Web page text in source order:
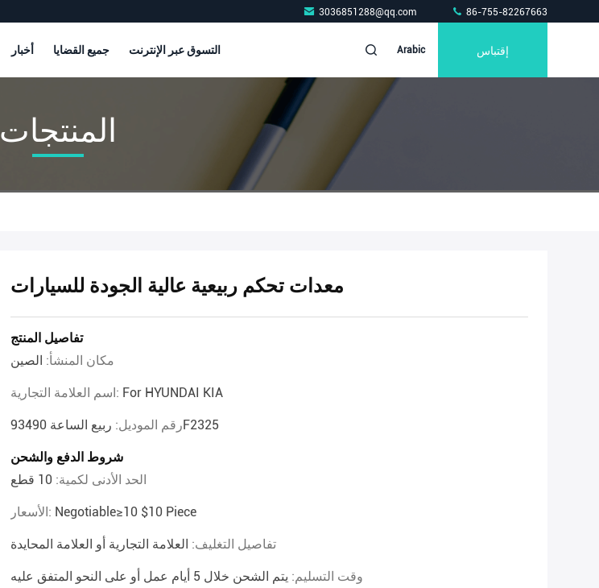
3036851288@qq.com 86-755-82267663
أخبار جميع القضايا التسوق عبر الإنترنت Arabic إقتباس
المنتجات
معدات تحكم ربيعية عالية الجودة للسيارات
تفاصيل المنتج
مكان المنشأ: الصين
اسم العلامة التجارية: For HYUNDAI KIA
رقم الموديل:ربيع الساعة 93490F2325
شروط الدفع والشحن
الحد الأدنى لكمية: 10 قطع
الأسعار: Negotiable≥10 $10 Piece
تفاصيل التغليف: العلامة التجارية أو العلامة المحايدة
وقت التسليم: يتم الشحن خلال 5 أيام عمل أو على النحو المتفق عليه